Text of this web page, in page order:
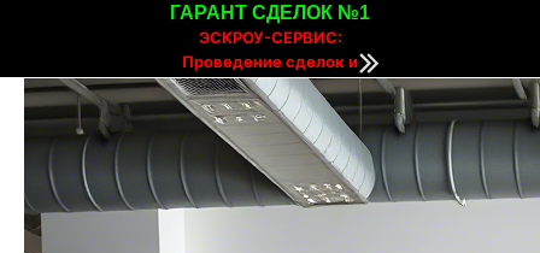
ЭСКРОУ-СЕРВИС:
Проведение сделок и
расчетов онлайн
ГАРАНТ СДЕЛОК №1